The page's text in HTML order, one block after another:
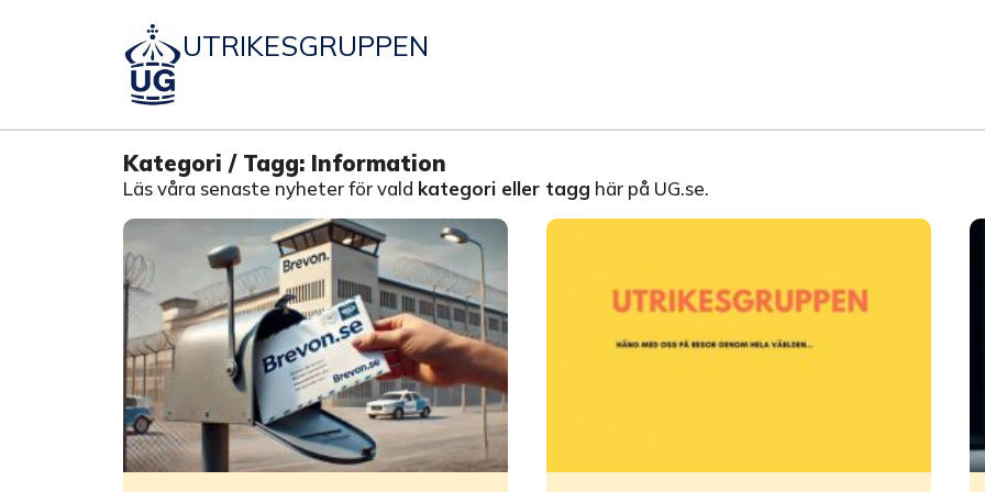
UTRIKESGRUPPEN
Kategori / Tagg: Information
Läs våra senaste nyheter för vald kategori eller tagg här på UG.se.